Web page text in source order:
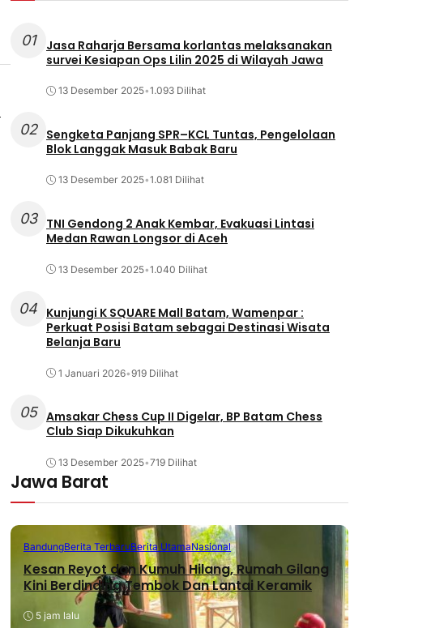
01
Jasa Raharja Bersama korlantas melaksanakan
survei Kesiapan Ops Lilin 2025 di Wilayah Jawa
13 Desember 2025•1.093 Dilihat
02
Sengketa Panjang SPR–KCL Tuntas, Pengelolaan
Blok Langgak Masuk Babak Baru
13 Desember 2025•1.081 Dilihat
03
TNI Gendong 2 Anak Kembar, Evakuasi Lintasi
Medan Rawan Longsor di Aceh
13 Desember 2025•1.040 Dilihat
04 Kunjungi K SQUARE Mall Batam, Wamenpar :
Perkuat Posisi Batam sebagai Destinasi Wisata
Belanja Baru
1 Januari 2026•919 Dilihat
05 Amsakar Chess Cup II Digelar, BP Batam Chess
Club Siap Dikukuhkan
13 Desember 2025•719 Dilihat
Jawa Barat
BandungBerita TerbaruBerita UtamaNasional
Kesan Reyot dan Kumuh Hilang, Rumah Gilang
Kini Berdinding Tembok Dan Lantai Keramik
5 jam lalu